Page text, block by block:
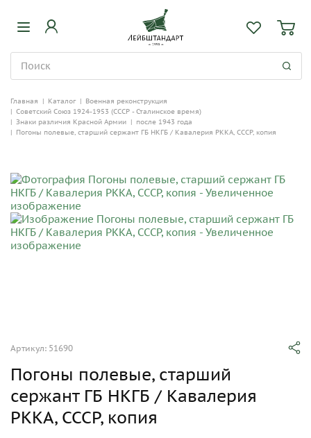
Главная | Каталог | Военная реконструкция
| Советский Союз 1924-1953 (СССР - Сталинское время)
| Знаки различия Красной Армии | после 1943 года
| Погоны полевые, старший сержант ГБ НКГБ / Кавалерия РККА, СССР, копия
Артикул: 51690
Погоны полевые, старший
сержант ГБ НКГБ / Кавалерия
РККА, СССР, копия